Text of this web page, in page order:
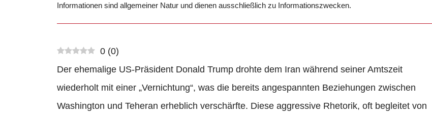
Informationen sind allgemeiner Natur und dienen ausschließlich zu Informationszwecken.
0 (0)
Der ehemalige US-Präsident Donald Trump drohte dem Iran während seiner Amtszeit
wiederholt mit einer „Vernichtung“, was die bereits angespannten Beziehungen zwischen
Washington und Teheran erheblich verschärfte. Diese aggressive Rhetorik, oft begleitet von